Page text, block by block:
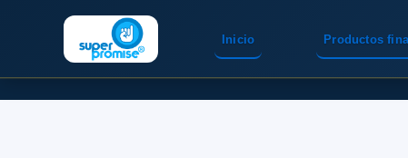
Inicio Productos